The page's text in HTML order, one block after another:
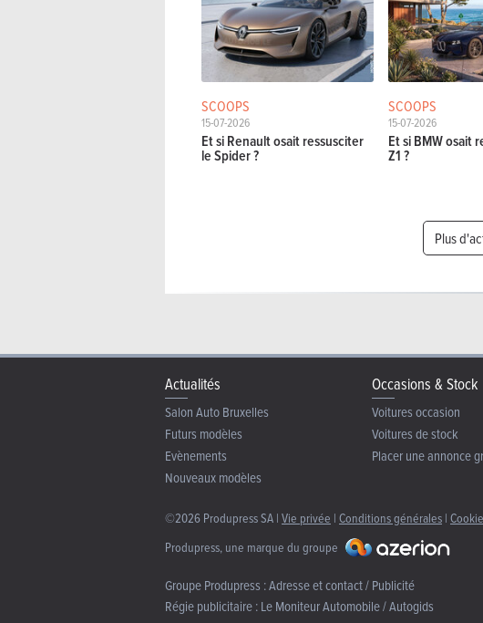
SCOOPS
15-07-2026
Et si Renault osait ressusciter
le Spider ?
SCOOPS
15-07-2026
Et si BMW osait
Z1 ?
Plus
Actualités
Salon Auto Bruxelles
Futurs modèles
Evènements
Nouveaux modèles
Occasions & Stock
Voitures occasion
Voitures de stock
Placer une annonce
©2026 Produpress SA | Vie privée | Conditions générales |
Produpress, une marque du groupe
Groupe Produpress :Adresse et contact / Publicité
Régie publicitaire :Le Moniteur Automobile / Autogids